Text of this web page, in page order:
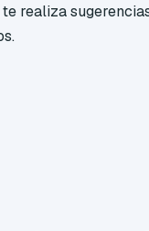
realiza